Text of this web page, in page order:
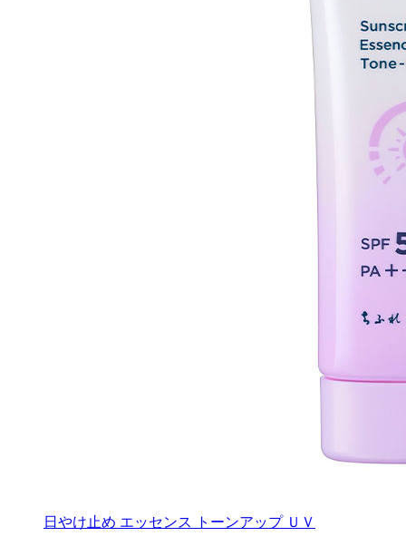
日やけ止め エッセンス トーンアップ ＵＶ